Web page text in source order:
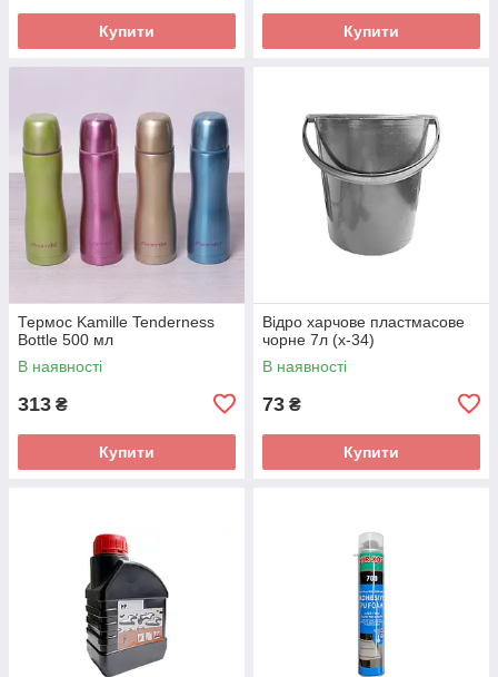
Купити Купити
Термос Kamille Tenderness
Bottle 500 мл
В наявності
313 ₴
Купити
Відро харчове пластмасове
чорне 7л (х-34)
В наявності
73 ₴
Купити